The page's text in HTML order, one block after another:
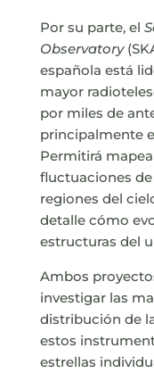
Por su parte, el
Observatory
española está
mayor
por miles de
principalmente
Permitirá
fluctuaciones de
regiones del
detalle cómo
estructuras del
Ambos
investigar las
distribución de
estos
estrellas